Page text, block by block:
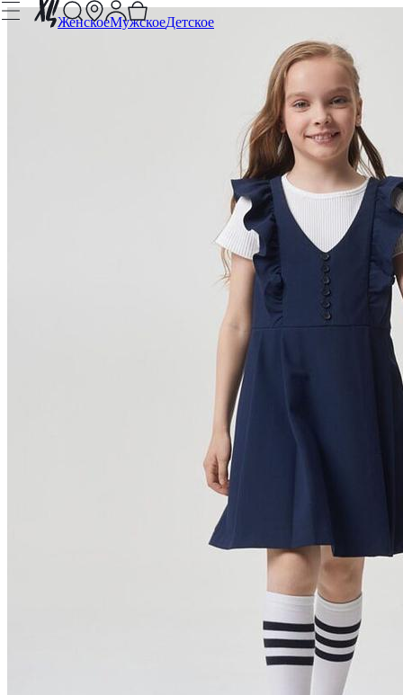
ЖенскоеМужскоеДетское